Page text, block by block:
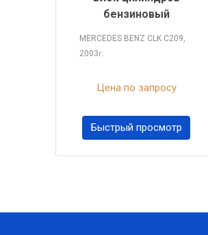
бензиновый
MERCEDES BENZ CLK C209,
2003г.
Цена по запросу
Быстрый просмотр